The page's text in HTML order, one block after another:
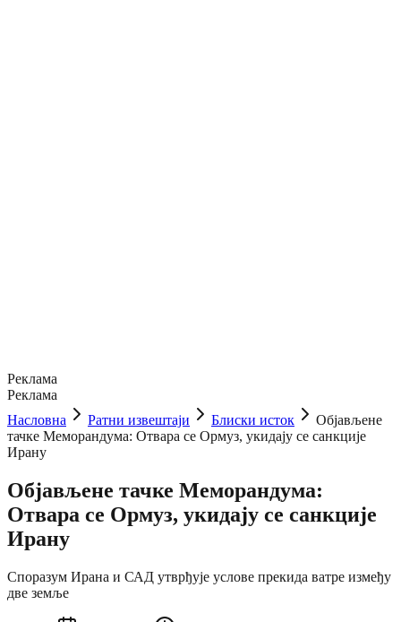
Реклама
Реклама
Насловна
Ратни извештаји Блиски исток
Објављене
тачке Меморандума: Отвара се Ормуз, укидају се санкције
Ирану
Објављене тачке Меморандума:
Отвара се Ормуз, укидају се санкције
Ирану
Споразум Ирана и САД утврђује услове прекида ватре између
две земље